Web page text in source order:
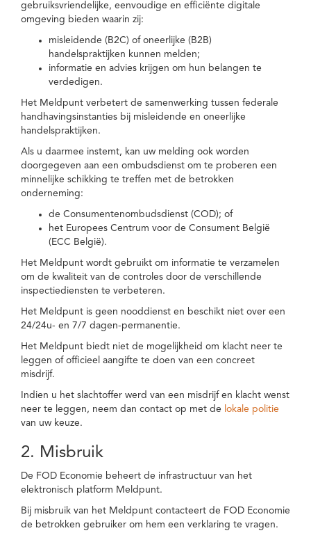
gebruiksvriendelijke, eenvoudige en efficiënte digitale
omgeving bieden waarin zij:
misleidende (B2C) of oneerlijke (B2B)
handelspraktijken kunnen melden;
informatie en advies krijgen om hun belangen te
verdedigen.
Het Meldpunt verbetert de samenwerking tussen federale
handhavingsinstanties bij misleidende en oneerlijke
handelspraktijken.
Als u daarmee instemt, kan uw melding ook worden
doorgegeven aan een ombudsdienst om te proberen een
minnelijke schikking te treffen met de betrokken
onderneming:
de Consumentenombudsdienst (COD); of
het Europees Centrum voor de Consument België
(ECC België).
Het Meldpunt wordt gebruikt om informatie te verzamelen
om de kwaliteit van de controles door de verschillende
inspectiediensten te verbeteren.
Het Meldpunt is geen nooddienst en beschikt niet over een
24/24u- en 7/7 dagen-permanentie.
Het Meldpunt biedt niet de mogelijkheid om klacht neer te
leggen of officieel aangifte te doen van een concreet
misdrijf.
Indien u het slachtoffer werd van een misdrijf en klacht wenst
neer te leggen, neem dan contact op met de lokale politie
van uw keuze.
2. Misbruik
De FOD Economie beheert de infrastructuur van het
elektronisch platform Meldpunt.
Bij misbruik van het Meldpunt contacteert de FOD Economie
de betrokken gebruiker om hem een verklaring te vragen.